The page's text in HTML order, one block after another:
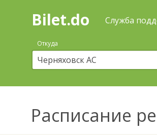
Поиск
покупка
билетов
автобус
онлайн
Bilet.do Служба
Откуда
Расписание